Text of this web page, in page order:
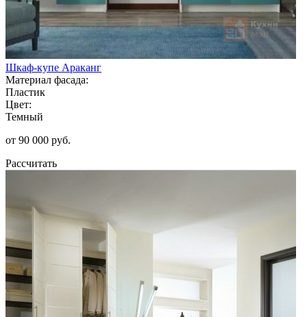
Шкаф-купе Араканг
Материал фасада:
Пластик
Цвет:
Темный
от 90 000 руб.
Рассчитать